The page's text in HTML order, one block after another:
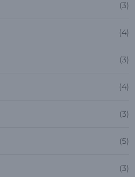
(3)
(4)
(3)
(4)
(3)
(5)
(3)